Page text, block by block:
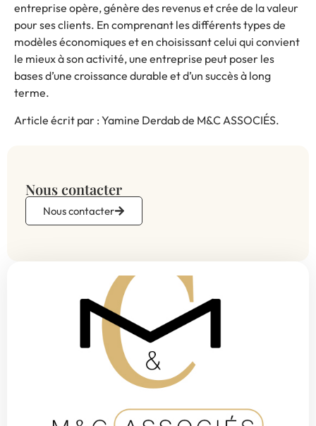
entreprise opère, génère des revenus et crée de la valeur
pour ses clients. En comprenant les différents types de
modèles économiques et en choisissant celui qui convient
le mieux à son activité, une entreprise peut poser les
bases d’une croissance durable et d’un succès à long
terme.
Article écrit par : Yamine Derdab de M&C ASSOCIÉS.
Nous contacter
Nous contacter